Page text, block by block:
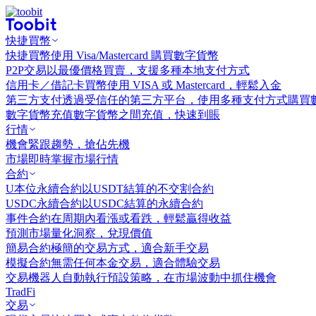
快捷買幣
快捷買幣使用 Visa/Mastercard 購買數字貨幣
P2P交易 以最優價格買賣，支援多種本地支付方式
信用卡／借記卡買幣使用 VISA 或 Mastercard，輕鬆入金
第三方支付透過受信任的第三方平台，使用多種支付方式購買
數字貨幣充值數字貨幣之間充值，快速到賬
行情
機會緊跟趨勢，搶佔先機
市場即時掌握市場行情
合約
U本位永續合約 以USDT結算的不交割合約
USDC永續合約 以USDC結算的永續合約
事件合約在周期內看漲或看跌，輕鬆贏得收益
預測市場量化洞察，兌現價值
簡易合約極簡的交易方式，適合新手交易
模擬合約無需任何本金交易，適合體驗交易
交易機器人 自動執行預設策略，在市場波動中抓住機會
TradFi
交易